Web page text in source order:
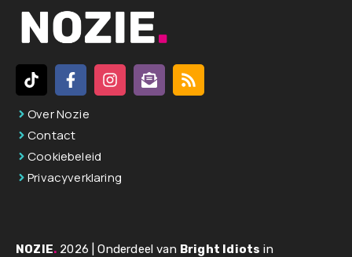
n
a
i
v
e
:
Over Nozie
Contact
Cookiebeleid
Privacyverklaring
NOZIE. 2026 | Onderdeel van Bright Idiots in